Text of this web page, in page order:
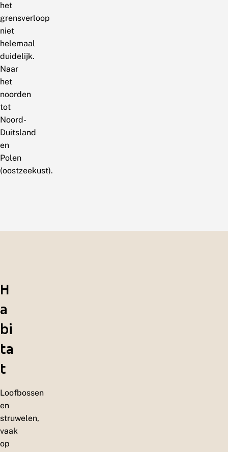
het
grensverloop
niet
helemaal
duidelijk.
Naar
het
noorden
tot
Noord-
Duitsland
en
Polen
(oostzeekust).
H
a
bi
ta
t
Loofbossen
en
struwelen,
vaak
op